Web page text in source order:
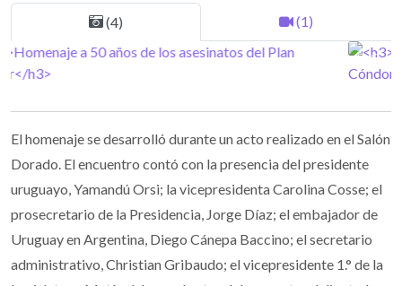
(4) (1)
El homenaje se desarrolló durante un acto realizado en el Salón
Dorado. El encuentro contó con la presencia del presidente
uruguayo, Yamandú Orsi; la vicepresidenta Carolina Cosse; el
prosecretario de la Presidencia, Jorge Díaz; el embajador de
Uruguay en Argentina, Diego Cánepa Baccino; el secretario
administrativo, Christian Gribaudo; el vicepresidente 1.° de la